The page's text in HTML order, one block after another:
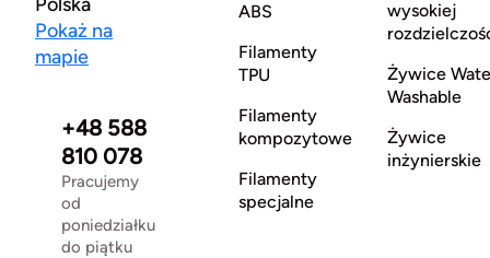
Pokaż na
mapie
+48 588
810 078
Pracujemy
od
poniedziałku
do piątku
ABS
Filamenty
TPU
Filamenty
kompozytowe
Filamenty
specjalne
wysokiej
Żywice
Washable
Żywice
inżynierskie